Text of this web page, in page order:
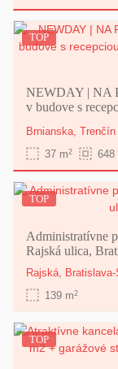
TOP
NEWDAY | NA
v budove s
Program® |
Brnianska, Trenčín
37 m2 648
TOP
Administratívne
Rajská ulica,
Rajská,
139 m2
TOP